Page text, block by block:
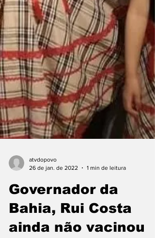
26 de jan. de 2022
1 min de leitura
Governador da